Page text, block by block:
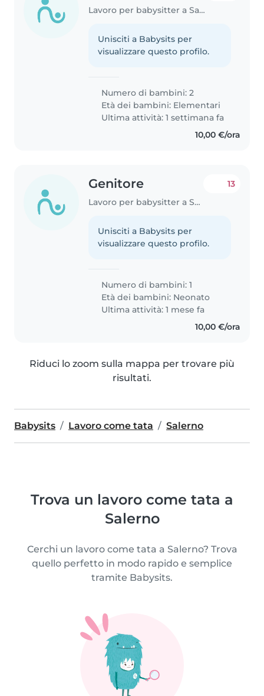
Lavoro per babysitter a Salerno
Unisciti a Babysits per
visualizzare questo profilo.
Numero di bambini: 2
Età dei bambini: Elementari
Ultima attività: 1 settimana fa
10,00 €/ora
Genitore
Lavoro per babysitter a Salerno
13
Unisciti a Babysits per
visualizzare questo profilo.
Numero di bambini: 1
Età dei bambini: Neonato
Ultima attività: 1 mese fa
10,00 €/ora
Riduci lo zoom sulla mappa per trovare più
risultati.
Babysits Lavoro come tata Salerno
Trova un lavoro come tata a
Salerno
Cerchi un lavoro come tata a Salerno? Trova
quello perfetto in modo rapido e semplice
tramite Babysits.